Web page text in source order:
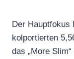
Der Hauptfokus
kolportierten
das „More